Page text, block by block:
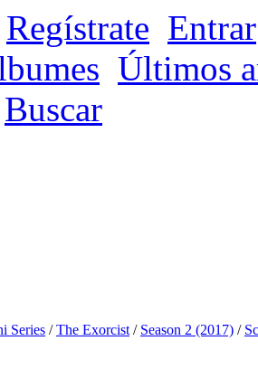
Regístrate Entrar
Últimos
Buscar
Series /The Exorcist / Season 2 (2017) /